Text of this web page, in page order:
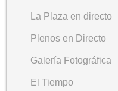
La Plaza en directo
Plenos en Directo
Galería Fotográfica
El Tiempo